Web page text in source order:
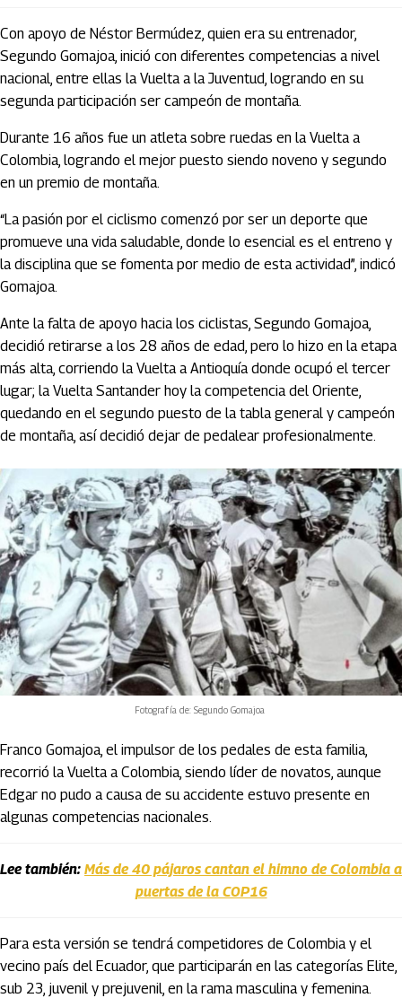
Con apoyo de Néstor Bermúdez, quien era su entrenador,
Segundo Gomajoa, inició con diferentes competencias a nivel
nacional, entre ellas la Vuelta a la Juventud, logrando en su
segunda participación ser campeón de montaña.
Durante 16 años fue un atleta sobre ruedas en la Vuelta a
Colombia, logrando el mejor puesto siendo noveno y segundo
en un premio de montaña.
“La pasión por el ciclismo comenzó por ser un deporte que
promueve una vida saludable, donde lo esencial es el entreno y
la disciplina que se fomenta por medio de esta actividad”, indicó
Gomajoa.
Ante la falta de apoyo hacia los ciclistas, Segundo Gomajoa,
decidió retirarse a los 28 años de edad, pero lo hizo en la etapa
más alta, corriendo la Vuelta a Antioquía donde ocupó el tercer
lugar; la Vuelta Santander hoy la competencia del Oriente,
quedando en el segundo puesto de la tabla general y campeón
de montaña, así decidió dejar de pedalear profesionalmente.
Fotografía de: Segundo Gomajoa
Franco Gomajoa, el impulsor de los pedales de esta familia,
recorrió la Vuelta a Colombia, siendo líder de novatos, aunque
Edgar no pudo a causa de su accidente estuvo presente en
algunas competencias nacionales.
Lee también: Más de 40 pájaros cantan el himno de Colombia a
puertas de la COP16
Para esta versión se tendrá competidores de Colombia y el
vecino país del Ecuador, que participarán en las categorías Elite,
sub 23, juvenil y prejuvenil, en la rama masculina y femenina.